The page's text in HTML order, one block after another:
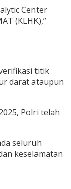
Center
(KLHK),”
titik
darat ataupun
Polri telah
seluruh
keselamatan